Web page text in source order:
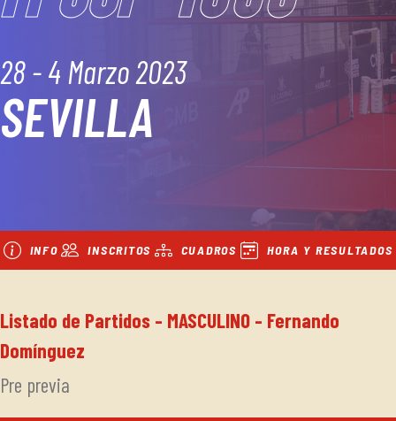
28 - 4 Marzo 2023
SEVILLA
INFO INSCRITOS CUADROS HORA Y RESULTADOS
Listado de Partidos - MASCULINO - Fernando
Domínguez
Pre previa